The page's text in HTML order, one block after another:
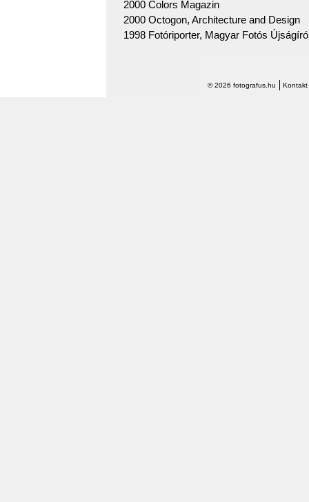
2000 Colors Magazin
2000 Octogon, Architecture and Design
1998 Fotóriporter, Magyar Fotós
© 2026 fotografus.hu Kontakt